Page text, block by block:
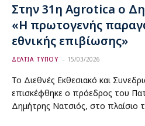
Στην 31η Agrotica ο
«Η πρωτογενής
εθνικής επιβίωσης»
ΔΕΛΤΙΑ ΤΥΠΟΥ 15/03/2026
Το Διεθνές Εκθεσιακό και
επισκέφθηκε ο πρόεδρος του
Δημήτρης Νατσιός, στο πλαίσιο